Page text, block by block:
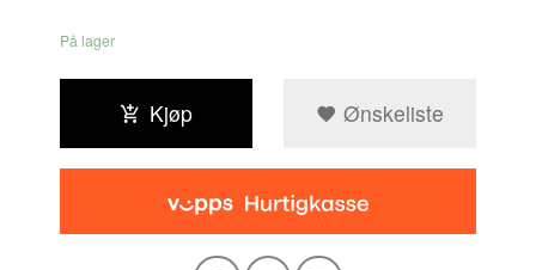
På lager
Kjøp Ønskeliste